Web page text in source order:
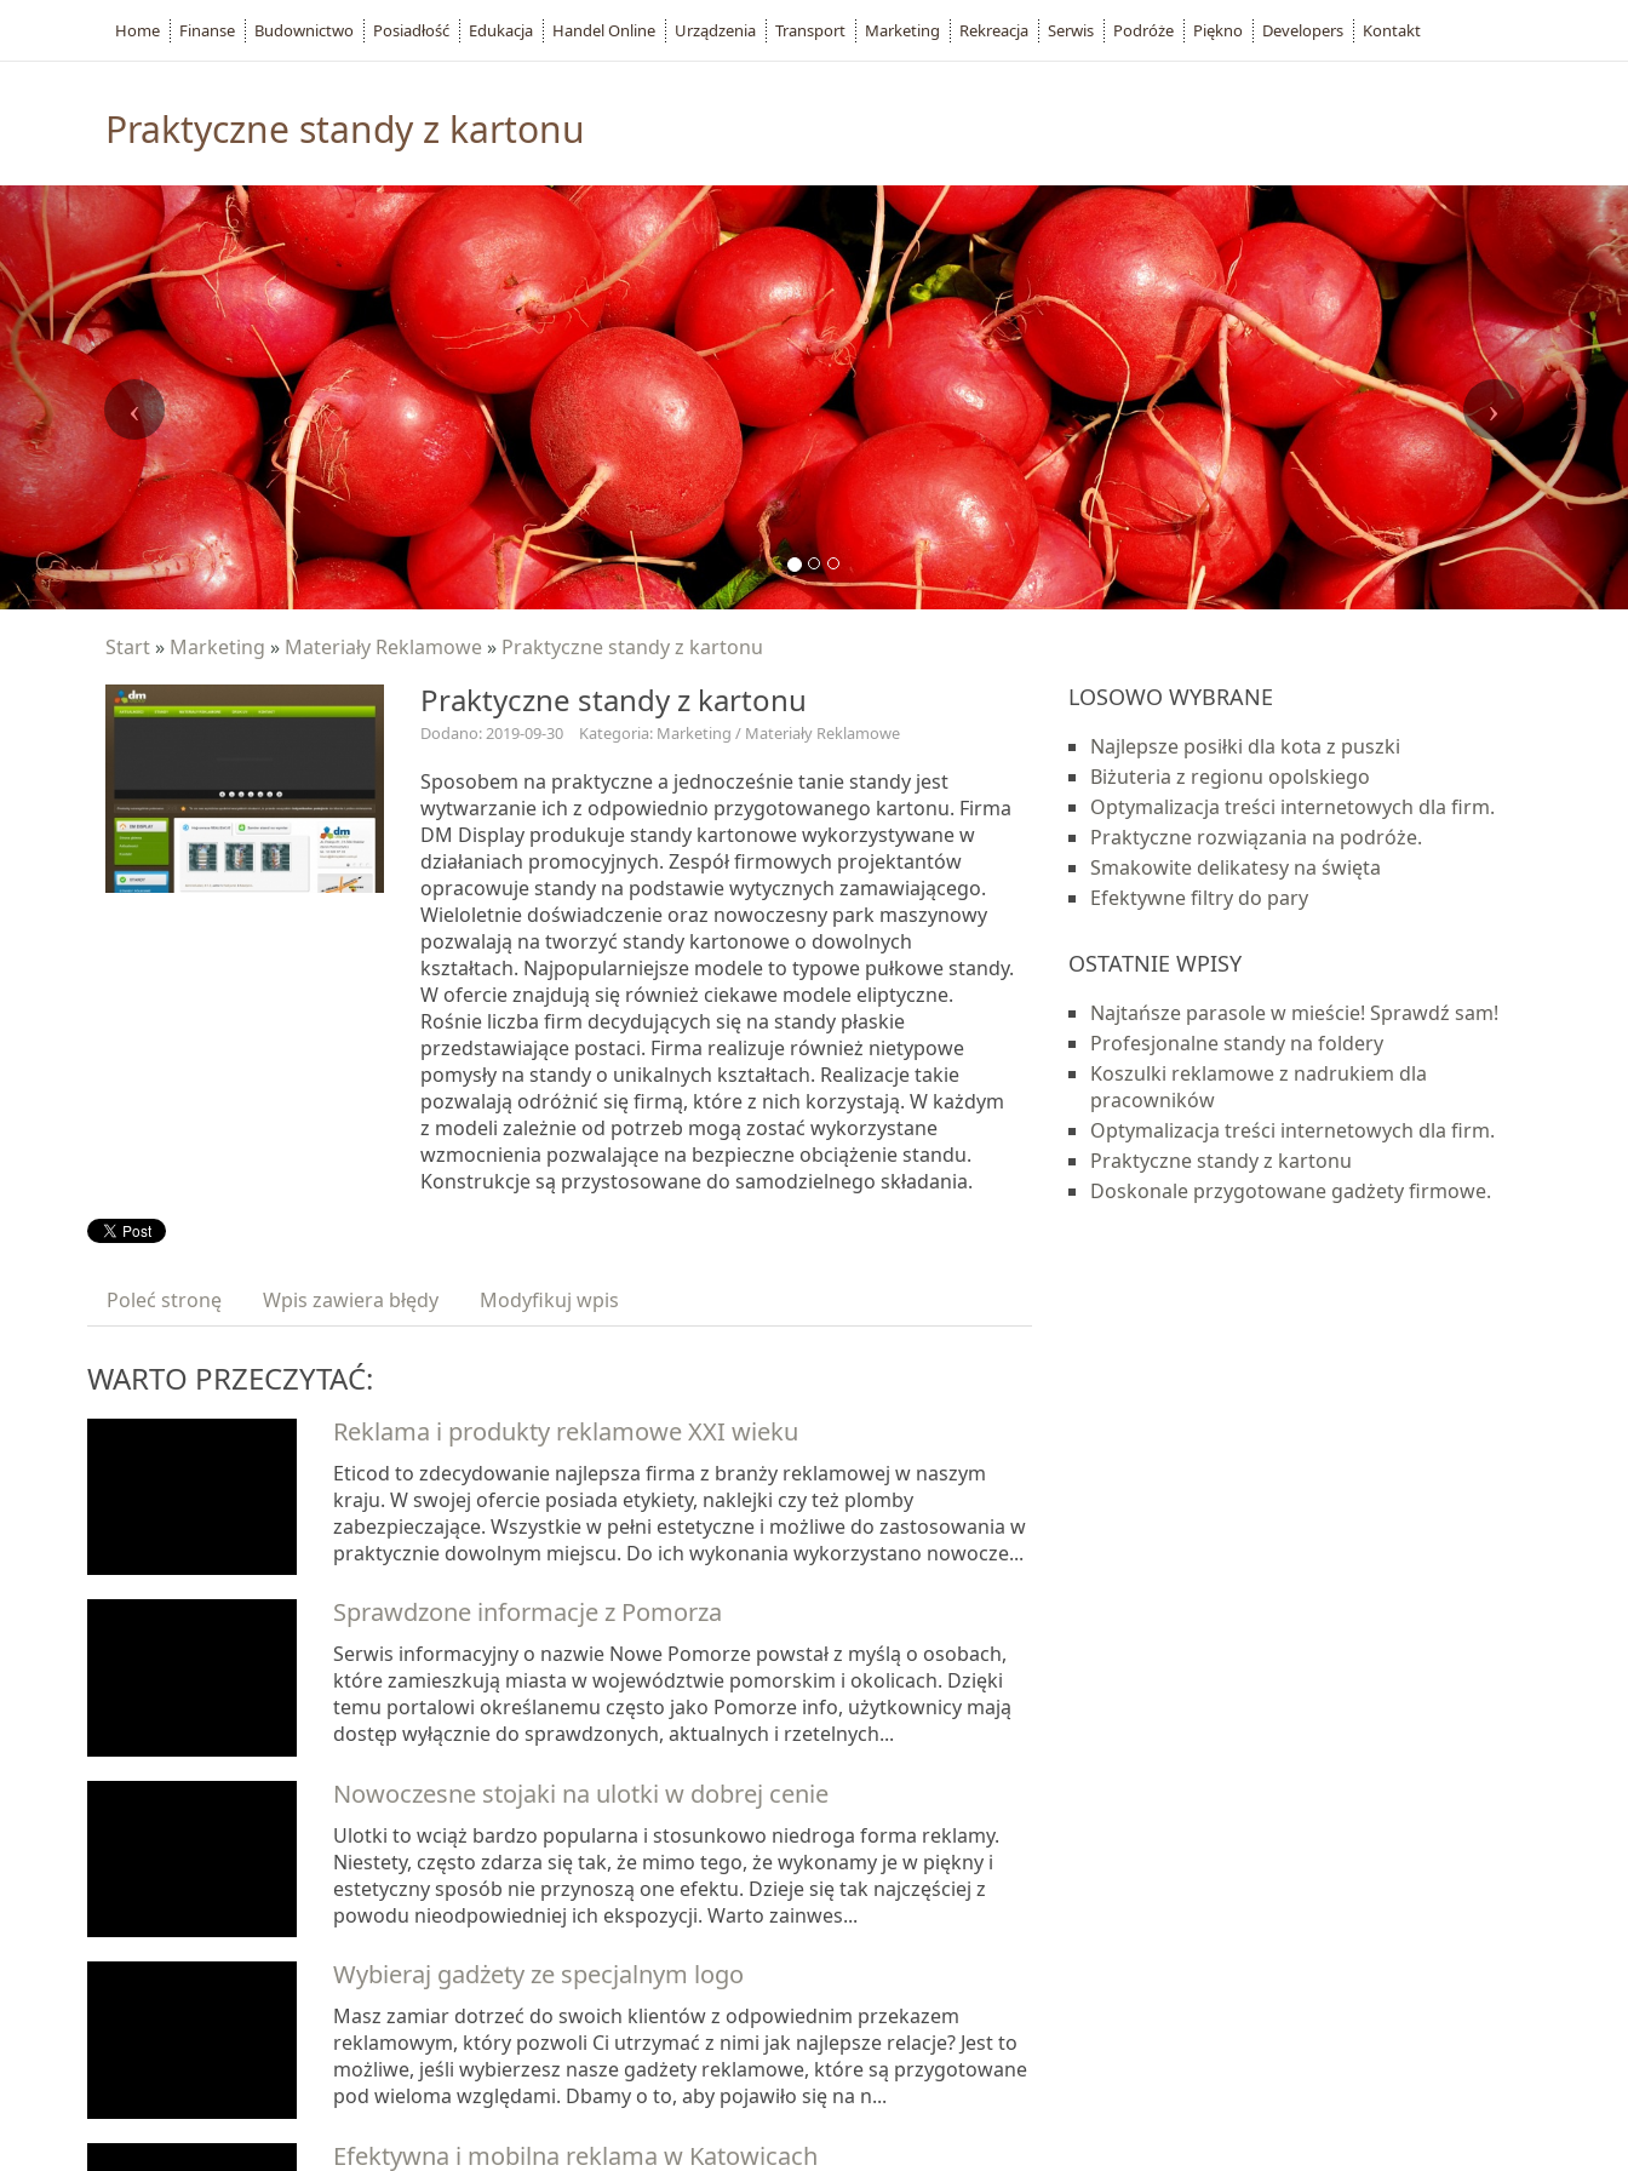
Praktyczne standy z kartonu
Start » Marketing » Materiały Reklamowe » Praktyczne standy z kartonu
Praktyczne standy z kartonu
Dodano: 2019-09-30 Kategoria: Marketing / Materiały Reklamowe
Sposobem na praktyczne a jednocześnie tanie standy jest
wytwarzanie ich z odpowiednio przygotowanego kartonu. Firma
DM Display produkuje standy kartonowe wykorzystywane w
działaniach promocyjnych. Zespół firmowych projektantów
opracowuje standy na podstawie wytycznych zamawiającego.
Wieloletnie doświadczenie oraz nowoczesny park maszynowy
pozwalają na tworzyć standy kartonowe o dowolnych
kształtach. Najpopularniejsze modele to typowe pułkowe standy.
W ofercie znajdują się również ciekawe modele eliptyczne.
Rośnie liczba firm decydujących się na standy płaskie
przedstawiające postaci. Firma realizuje również nietypowe
pomysły na standy o unikalnych kształtach. Realizacje takie
pozwalają odróżnić się firmą, które z nich korzystają. W każdym
z modeli zależnie od potrzeb mogą zostać wykorzystane
wzmocnienia pozwalające na bezpieczne obciążenie standu.
Konstrukcje są przystosowane do samodzielnego składania.
Poleć stronę Wpis zawiera błędy Modyfikuj wpis
WARTO PRZECZYTAĆ:
Reklama i produkty reklamowe XXI wieku
Eticod to zdecydowanie najlepsza firma z branży reklamowej w naszym
kraju. W swojej ofercie posiada etykiety, naklejki czy też plomby
zabezpieczające. Wszystkie w pełni estetyczne i możliwe do zastosowania w
praktycznie dowolnym miejscu. Do ich wykonania wykorzystano nowocze...
Sprawdzone informacje z Pomorza
Serwis informacyjny o nazwie Nowe Pomorze powstał z myślą o osobach,
które zamieszkują miasta w województwie pomorskim i okolicach. Dzięki
temu portalowi określanemu często jako Pomorze info, użytkownicy mają
dostęp wyłącznie do sprawdzonych, aktualnych i rzetelnych...
Nowoczesne stojaki na ulotki w dobrej cenie
Ulotki to wciąż bardzo popularna i stosunkowo niedroga forma reklamy.
Niestety, często zdarza się tak, że mimo tego, że wykonamy je w piękny i
estetyczny sposób nie przynoszą one efektu. Dzieje się tak najczęściej z
powodu nieodpowiedniej ich ekspozycji. Warto zainwes...
Wybieraj gadżety ze specjalnym logo
Masz zamiar dotrzeć do swoich klientów z odpowiednim przekazem
reklamowym, który pozwoli Ci utrzymać z nimi jak najlepsze relacje? Jest to
możliwe, jeśli wybierzesz nasze gadżety reklamowe, które są przygotowane
pod wieloma względami. Dbamy o to, aby pojawiło się na n...
Efektywna i mobilna reklama w Katowicach
LOSOWO WYBRANE
Najlepsze posiłki dla kota z puszki
Biżuteria z regionu opolskiego
Optymalizacja treści internetowych dla firm.
Praktyczne rozwiązania na podróże.
Smakowite delikatesy na święta
Efektywne filtry do pary
OSTATNIE WPISY
Najtańsze parasole w mieście! Sprawdź sam!
Profesjonalne standy na foldery
Koszulki reklamowe z nadrukiem dla
pracowników
Optymalizacja treści internetowych dla firm.
Praktyczne standy z kartonu
Doskonale przygotowane gadżety firmowe.
Home Finanse Budownictwo Posiadłość Edukacja Handel Online Urządzenia Transport Marketing Rekreacja Serwis Podróże Piękno Developers Kontakt